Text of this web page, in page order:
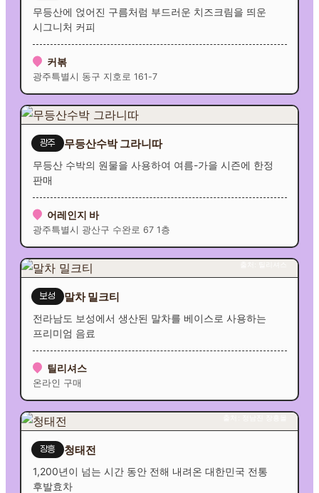
무등산에 얹어진 구름처럼 부드러운 치즈크림을 띄운
시그니처 커피
커볶
광주특별시 동구 지호로 161-7
광주 무등산수박 그라니따
무등산 수박의 원물을 사용하여 여름-가을 시즌에 한정
판매
어레인지 바
광주특별시 광산구 수완로 67 1층
보성 말차 밀크티
전라남도 보성에서 생산된 말차를 베이스로 사용하는
프리미엄 음료
틸리셔스
온라인 구매
장흥 청태전
1,200년이 넘는 시간 동안 전해 내려온 대한민국 전통
후발효차